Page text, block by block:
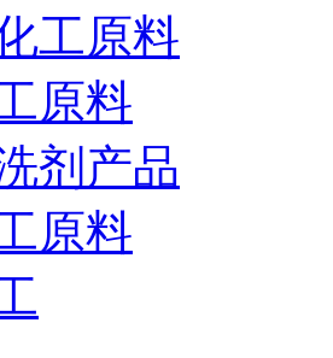
工原料
原料
剂产品
原料